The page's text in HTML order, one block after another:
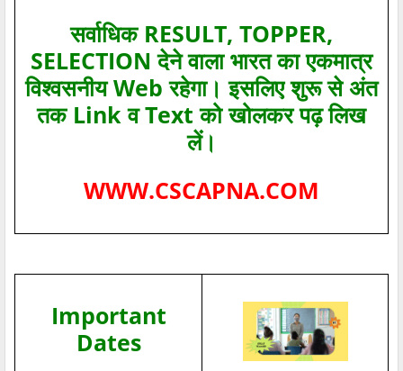
सर्वाधिक RESULT, TOPPER,
SELECTION देने वाला भारत का एकमात्र
विश्‍वसनीय Web रहेगा। इसलिए शुरू से अंत
तक Link व Text को खोलकर पढ़ लिख
लें।
WWW.CSCAPNA.COM
Important
Dates